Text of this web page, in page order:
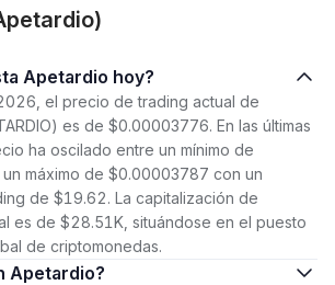
Apetardio hoy?
el precio de trading actual de
es de $0.00003776. En las últimas
ha oscilado entre un mínimo de
máximo de $0.00003787 con un
de $19.62. La capitalización de
es de $28.51K, situándose en el puesto
de criptomonedas.
Apetardio?